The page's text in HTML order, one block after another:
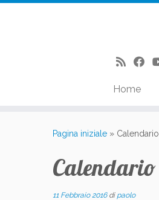
Home
Pagina iniziale »
Calendario
11 Febbraio 2016 di paolo